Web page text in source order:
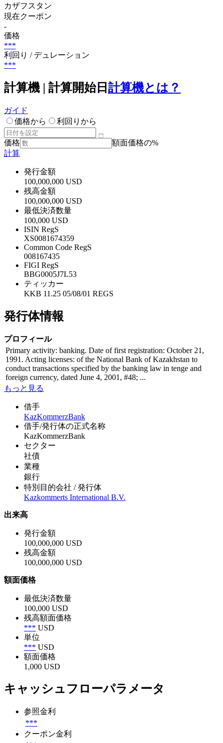
カザフスタン
現在クーポン
-
価格
***
利回り / デュレーション
***
計算機 | 計算開始日 計算機とは？
ガイド
価格から
利回りから
価格
額面価格の%
計算
発行金額
100,000,000 USD
残高金額
100,000,000 USD
最低決済数量
100,000 USD
ISIN RegS
XS0081674359
Common Code RegS
008167435
FIGI RegS
BBG0005J7L53
ティッカー
KKB 11.25 05/08/01 REGS
発行体情報
プロフィール
Primary activity: banking. Date of first registration: October 21,
1991. Acting licenses: of the National Bank of Kazakhstan to
conduct transactions specified by the banking law in tenge and
foreign currency, dated June 4, 2001, #48; ...
もっと見る
借手
KazKommerzBank
借手/発行体の正式名称
KazKommerzBank
セクター
社債
業種
銀行
特別目的会社 / 発行体
Kazkommerts International B.V.
出来高
発行金額
100,000,000 USD
残高金額
100,000,000 USD
額面価格
最低決済数量
100,000 USD
残高額面価格
*** USD
単位
*** USD
額面価格
1,000 USD
キャッシュフローパラメータ
参照金利
***
クーポン金利